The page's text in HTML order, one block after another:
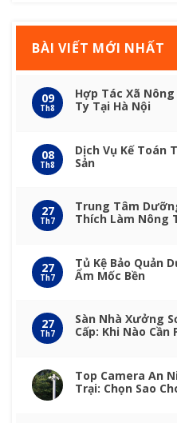
BÀI VIẾT MỚI NHẤT
09
Th8
Hợp Tác Xã
Ty Tại Hà Nội
08
Th8
Dịch Vụ Kế Toán
Sản
27
Th7
Trung Tâm
Thích Làm Nông
27
Th7
Tủ Kệ Bảo Quản
Ẩm Mốc Bền
27
Th7
Sàn Nhà Xưởng
Cấp: Khi Nào Cần
Top Camera An
Trại: Chọn Sao